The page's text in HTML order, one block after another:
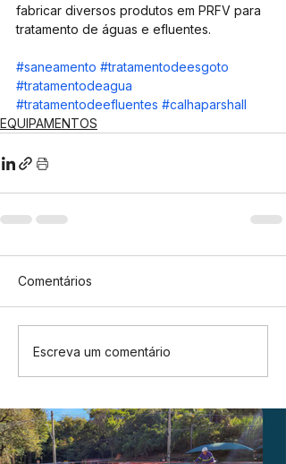
fabricar diversos produtos em PRFV para
tratamento de águas e efluentes.
#saneamento #tratamentodeesgoto
#tratamentodeagua
#tratamentodeefluentes #calhaparshall
EQUIPAMENTOS
Comentários
Escreva um comentário